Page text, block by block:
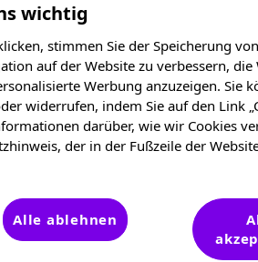
ребенка от
с безобидными болезнями,
всерьёз. Они могут
даже современная медицинa.
Роберта Коха (STIKO)
wichtig
stimmen Sie der Speicherung
auf der Website zu verbessern, die
Werbung anzuzeigen. Sie
widerrufen, indem Sie auf den Link
darüber, wie wir Cookies
der in der Fußzeile der
Alle ablehnen